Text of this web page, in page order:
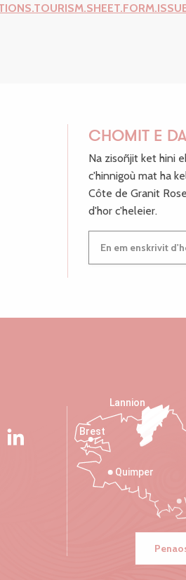
CHOMIT E
Na zisoñjit ket hini
c'hinnigoù mat ha
Côte de Granit
d'hor c'heleier.
En em enskrivit
Quimper
Lannion
Brest